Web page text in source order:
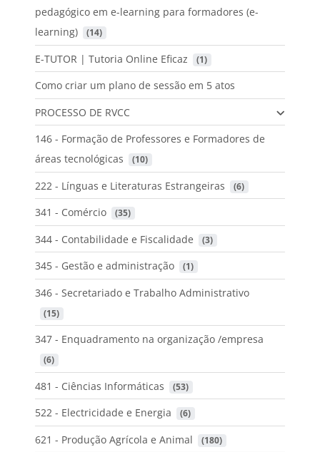
pedagógico em e-learning para formadores (e-
learning)
(14)
E-TUTOR | Tutoria Online Eficaz (1)
Como criar um plano de sessão em 5 atos
PROCESSO DE RVCC
146 - Formação de Professores e Formadores de
áreas tecnológicas
(10)
222 - Línguas e Literaturas Estrangeiras (6)
341 - Comércio (35)
344 - Contabilidade e Fiscalidade (3)
345 - Gestão e administração (1)
346 - Secretariado e Trabalho Administrativo
(15)
347 - Enquadramento na organização /empresa
(6)
481 - Ciências Informáticas (53)
522 - Electricidade e Energia (6)
621 - Produção Agrícola e Animal (180)